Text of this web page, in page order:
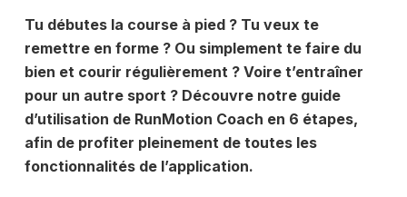
Tu débutes la course à pied ? Tu veux te
remettre en forme ? Ou simplement te faire du
bien et courir régulièrement ? Voire t’entraîner
pour un autre sport ? Découvre notre guide
d’utilisation de RunMotion Coach en 6 étapes,
afin de profiter pleinement de toutes les
fonctionnalités de l’application.